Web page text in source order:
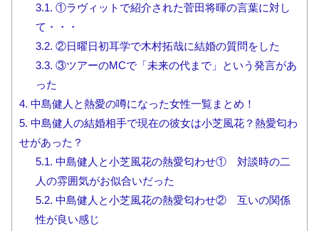
3.1. ①ラヴィットで紹介された菅田将暉の言葉に対し
て・・・
3.2. ②日曜日初耳学で木村拓哉に結婚の質問をした
3.3. ③ツアーのMCで「未来の代まで」という発言があ
った
4. 中島健人と熱愛の噂になった女性一覧まとめ！
5. 中島健人の結婚相手で現在の彼女は小芝風花？熱愛匂わ
せがあった？
5.1. 中島健人と小芝風花の熱愛匂わせ① 対談時の二
人の雰囲気がお似合いだった
5.2. 中島健人と小芝風花の熱愛匂わせ② 互いの関係
性が良い感じ